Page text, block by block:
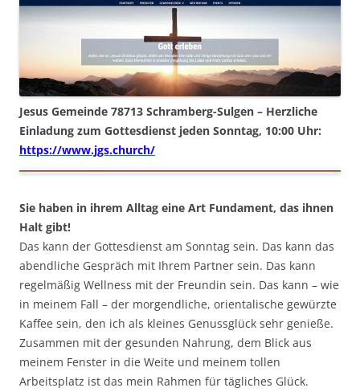
Jesus Gemeinde 78713 Schramberg-Sulgen – Herzliche
Einladung zum Gottesdienst jeden Sonntag, 10:00 Uhr:
https://www.jgs.church/
Sie haben in ihrem Alltag eine Art Fundament, das ihnen
Halt gibt!
Das kann der Gottesdienst am Sonntag sein. Das kann das
abendliche Gespräch mit Ihrem Partner sein. Das kann
regelmäßig Wellness mit der Freundin sein. Das kann – wie
in meinem Fall – der morgendliche, orientalische gewürzte
Kaffee sein, den ich als kleines Genussglück sehr genieße.
Zusammen mit der gesunden Nahrung, dem Blick aus
meinem Fenster in die Weite und meinem tollen
Arbeitsplatz ist das mein Rahmen für tägliches Glück.